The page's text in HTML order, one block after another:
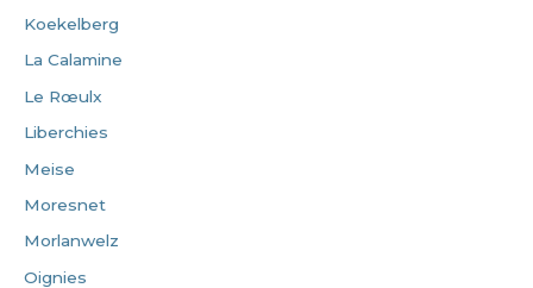
Koekelberg
La Calamine
Le Rœulx
Liberchies
Meise
Moresnet
Morlanwelz
Oignies